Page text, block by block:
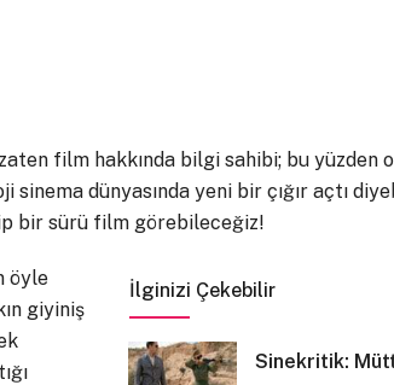
film hakkında bilgi sahibi; bu yüzden
dünyasında yeni bir çığır açtı
bir sürü film görebileceğiz!
İlginizi Çekebilir
Sinekritik:
öyle
giyiniş